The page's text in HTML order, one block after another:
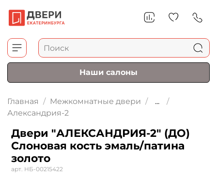
Наши салоны
Главная Межкомнатные двери
...
Александрия-2
Двери "АЛЕКСАНДРИЯ-2" (ДО)
Слоновая кость эмаль/патина
золото
арт. НБ-00215422